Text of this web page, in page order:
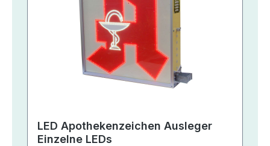
LED Apothekenzeichen Ausleger
Einzelne LEDs